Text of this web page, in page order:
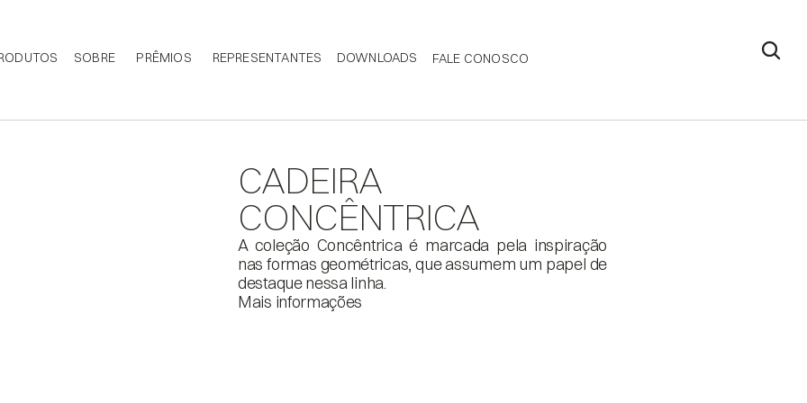
SOBRE PRÊMIOS REPRESENTANTES DOWNLOADS FALE CONOSCO
CADEIRA
CONCÊNTRICA
A coleção Concêntrica é marcada pela inspiração
nas formas geométricas, que assumem um papel de
destaque nessa linha.
Mais informações